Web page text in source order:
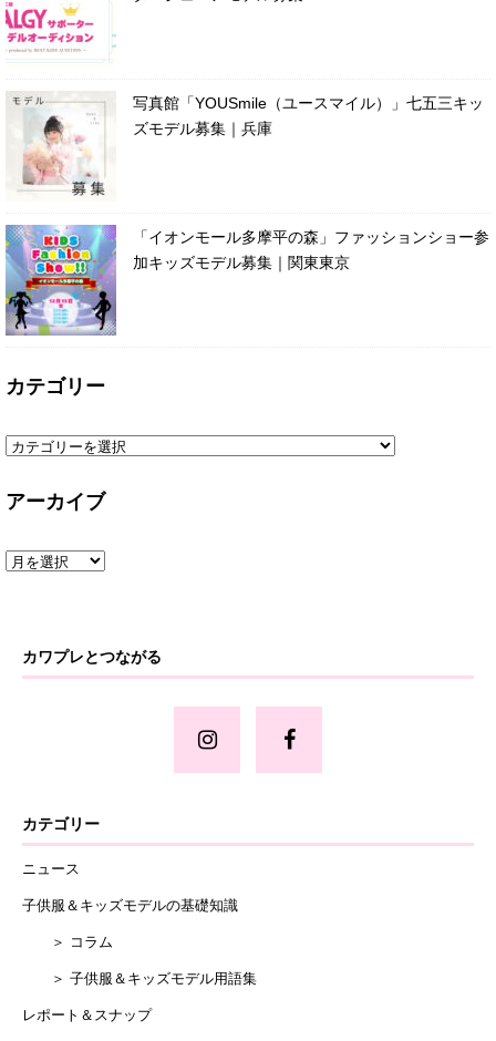
写真館「YOUSmile（ユースマイル）」七五三キッ
ズモデル募集｜兵庫
「イオンモール多摩平の森」ファッションショー参
加キッズモデル募集｜関東東京
カテゴリー
アーカイブ
カワプレとつながる
カテゴリー
ニュース
子供服＆キッズモデルの基礎知識
＞ コラム
＞ 子供服＆キッズモデル用語集
レポート＆スナップ